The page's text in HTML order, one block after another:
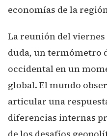
economías de la
La reunión del
duda, un termómetro
occidental en un
global. El mundo
articular una
diferencias internas